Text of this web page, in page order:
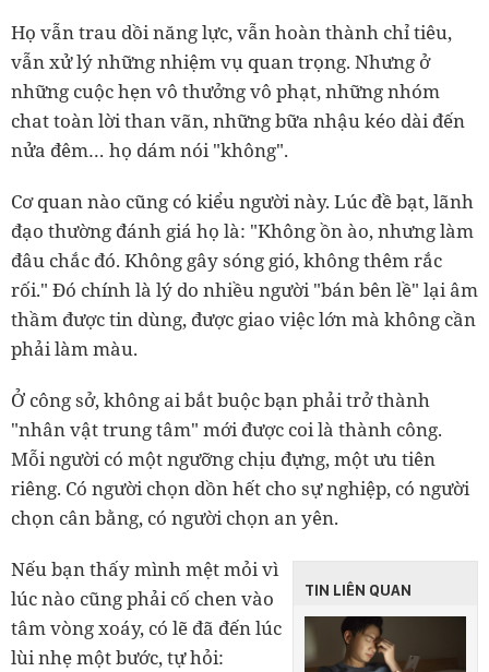
Họ vẫn trau dồi năng lực, vẫn hoàn thành chỉ tiêu,
vẫn xử lý những nhiệm vụ quan trọng. Nhưng ở
những cuộc hẹn vô thưởng vô phạt, những nhóm
chat toàn lời than vãn, những bữa nhậu kéo dài đến
nửa đêm… họ dám nói "không".
Cơ quan nào cũng có kiểu người này. Lúc đề bạt, lãnh
đạo thường đánh giá họ là: "Không ồn ào, nhưng làm
đâu chắc đó. Không gây sóng gió, không thêm rắc
rối." Đó chính là lý do nhiều người "bán bên lề" lại âm
thầm được tin dùng, được giao việc lớn mà không cần
phải làm màu.
Ở công sở, không ai bắt buộc bạn phải trở thành
"nhân vật trung tâm" mới được coi là thành công.
Mỗi người có một ngưỡng chịu đựng, một ưu tiên
riêng. Có người chọn dồn hết cho sự nghiệp, có người
chọn cân bằng, có người chọn an yên.
TIN LIÊN QUAN
Nếu bạn thấy mình mệt mỏi vì
lúc nào cũng phải cố chen vào
tâm vòng xoáy, có lẽ đã đến lúc
lùi nhẹ một bước, tự hỏi: